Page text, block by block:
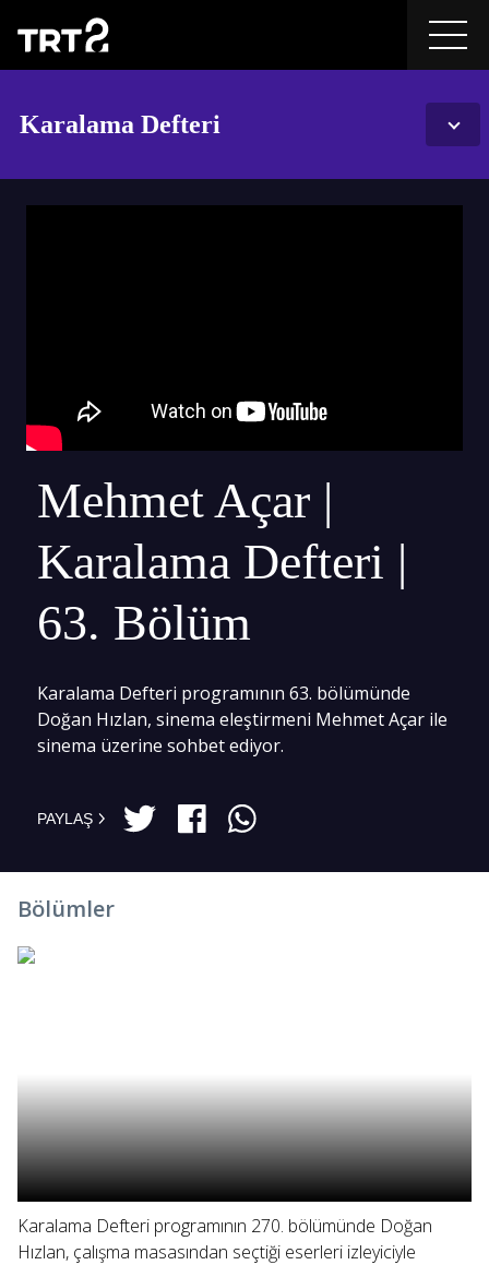
Karalama Defteri
Mehmet Açar |
Karalama Defteri |
63. Bölüm
Karalama Defteri programının 63. bölümünde
Doğan Hızlan, sinema eleştirmeni Mehmet Açar ile
sinema üzerine sohbet ediyor.
PAYLAŞ
Bölümler
Karalama Defteri programının 270. bölümünde Doğan
Hızlan, çalışma masasından seçtiği eserleri izleyiciyle